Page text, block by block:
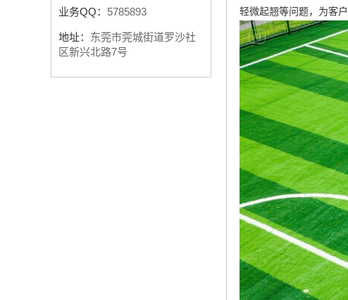
业务QQ： 5785893
地址： 东莞市莞城街道罗沙社
区新兴北路7号
轻微起翘等问题，为客